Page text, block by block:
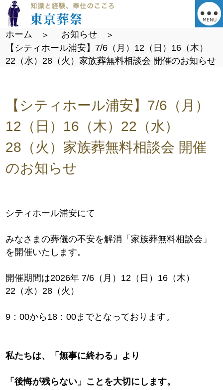
ホーム
お知らせ
【シティホール浦安】7/6（月）12（日）16（木）
22（水）28（火）家族葬無料相談会 開催のお知らせ
【シティホール浦安】7/6（月）
12（日）16（木）22（水）
28（火）家族葬無料相談会 開催
のお知らせ
シティホール浦安にて
みなさまの葬儀の不安を解消「家族葬無料相談会」
を開催いたします。
開催期間は2026年 7/6（月）12（日）16（木）
22（水）28（火）
9：00から18：00までとなっております。
私たちは、「無事に終わる」より
「後悔が残らない」ことを大切にします。